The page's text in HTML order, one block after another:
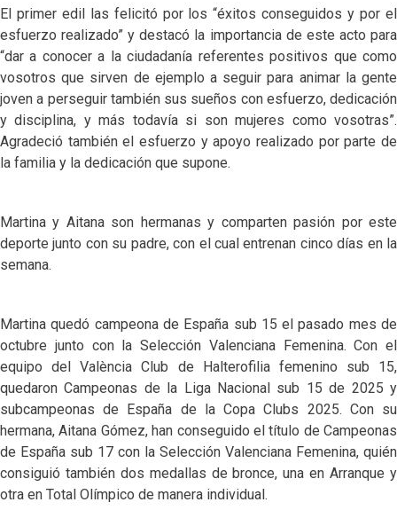
El primer edil las felicitó por los “éxitos conseguidos y por el
esfuerzo realizado” y destacó la importancia de este acto para
“dar a conocer a la ciudadanía referentes positivos que como
vosotros que sirven de ejemplo a seguir para animar la gente
joven a perseguir también sus sueños con esfuerzo, dedicación
y disciplina, y más todavía si son mujeres como vosotras”.
Agradeció también el esfuerzo y apoyo realizado por parte de
la familia y la dedicación que supone.
Martina y Aitana son hermanas y comparten pasión por este
deporte junto con su padre, con el cual entrenan cinco días en la
semana.
Martina quedó campeona de España sub 15 el pasado mes de
octubre junto con la Selección Valenciana Femenina. Con el
equipo del València Club de Halterofilia femenino sub 15,
quedaron Campeonas de la Liga Nacional sub 15 de 2025 y
subcampeonas de España de la Copa Clubs 2025. Con su
hermana, Aitana Gómez, han conseguido el título de Campeonas
de España sub 17 con la Selección Valenciana Femenina, quién
consiguió también dos medallas de bronce, una en Arranque y
otra en Total Olímpico de manera individual.